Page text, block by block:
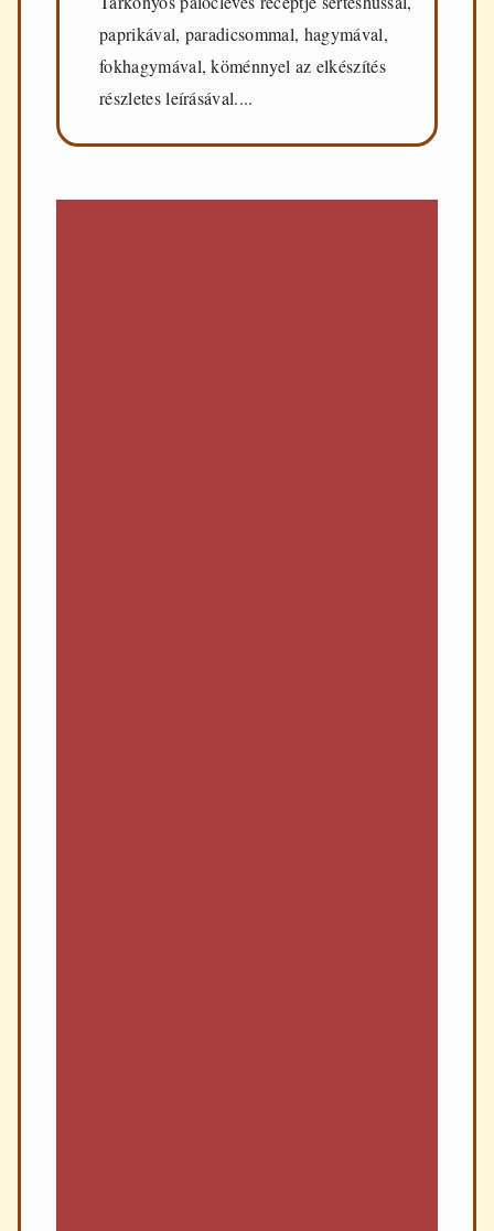
paprikával, paradicsommal, hagymával,
fokhagymával, köménnyel az elkészítés
részletes leírásával....